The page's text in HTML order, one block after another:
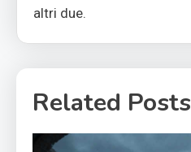
altri due.
Related Posts